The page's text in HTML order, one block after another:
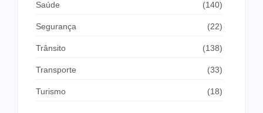
Saúde (140)
Segurança (22)
Trânsito (138)
Transporte (33)
Turismo (18)